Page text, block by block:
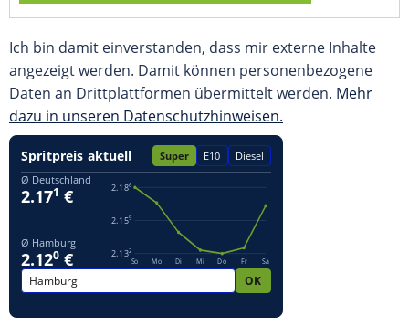
Ich bin damit einverstanden, dass mir externe Inhalte
angezeigt werden. Damit können personenbezogene
Daten an Drittplattformen übermittelt werden. Mehr
dazu in unseren Datenschutzhinweisen.